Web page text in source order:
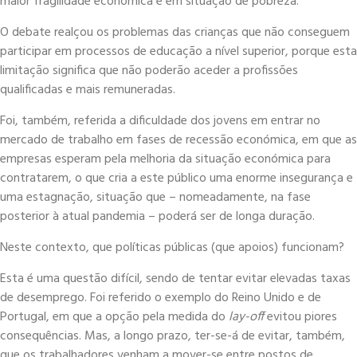
O debate realçou os problemas das crianças que não conseguem
participar em processos de educação a nível superior, porque esta
limitação significa que não poderão aceder a profissões
qualificadas e mais remuneradas.
Foi, também, referida a dificuldade dos jovens em entrar no
mercado de trabalho em fases de recessão económica, em que as
empresas esperam pela melhoria da situação económica para
contratarem, o que cria a este público uma enorme insegurança e
uma estagnação, situação que – nomeadamente, na fase
posterior à atual pandemia – poderá ser de longa duração.
Neste contexto, que políticas públicas (que apoios) funcionam?
Esta é uma questão difícil, sendo de tentar evitar elevadas taxas
de desemprego. Foi referido o exemplo do Reino Unido e de
Portugal, em que a opção pela medida do lay-offevitou piores
consequências. Mas, a longo prazo, ter-se-á de evitar, também,